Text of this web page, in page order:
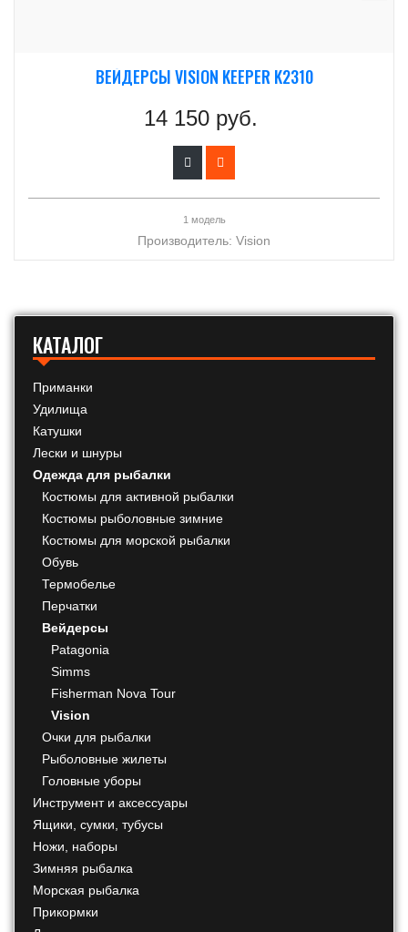
ВЕЙДЕРСЫ VISION KEEPER K2310
14 150 руб.
1 модель
Производитель: Vision
КАТАЛОГ
Приманки
Удилища
Катушки
Лески и шнуры
Одежда для рыбалки
Костюмы для активной рыбалки
Костюмы рыболовные зимние
Костюмы для морской рыбалки
Обувь
Термобелье
Перчатки
Вейдерсы
Patagonia
Simms
Fisherman Nova Tour
Vision
Очки для рыбалки
Рыболовные жилеты
Головные уборы
Инструмент и аксессуары
Ящики, сумки, тубусы
Ножи, наборы
Зимняя рыбалка
Морская рыбалка
Прикормки